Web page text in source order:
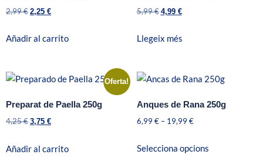
2,99€ 2,25 €
Añadir al carrito
5,99€ 4,99 €
Llegeix més
Oferta!
Preparat de Paella 250g
4,25€ 3,75 €
Añadir al carrito
Anques de Rana 250g
6,99 € – 19,99 €
Selecciona opcions